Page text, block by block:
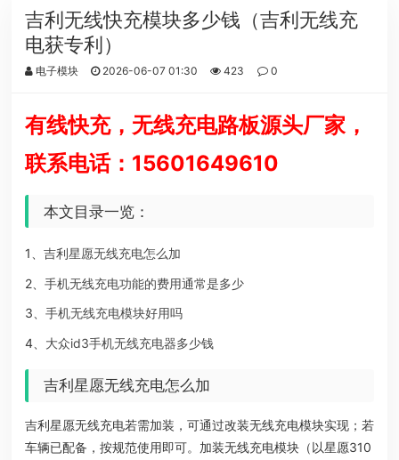
吉利无线快充模块多少钱（吉利无线充
电获专利）
电子模块 2026-06-07 01:30 423 0
有线快充，无线充电路板源头厂家，
联系电话：15601649610
本文目录一览：
1、 吉利星愿无线充电怎么加
2、 手机无线充电功能的费用通常是多少
3、 手机无线充电模块好用吗
4、 大众id3手机无线充电器多少钱
吉利星愿无线充电怎么加
吉利星愿无线充电若需加装，可通过改装无线充电模块实现；若
车辆已配备，按规范使用即可。加装无线充电模块（以星愿310